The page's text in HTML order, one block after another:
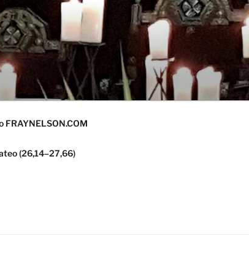
FRAYNELSON.COM
(26,14–27,66)